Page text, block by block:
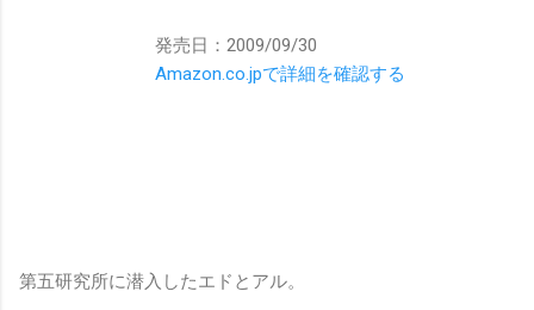
発売日：2009/09/30
Amazon.co.jpで詳細を確認する
第五研究所に潜入したエドとアル。